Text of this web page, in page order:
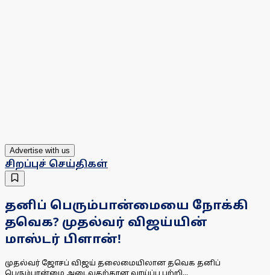
Advertise with us
சிறப்புச் செய்திகள்
தனிப் பெரும்பான்மையை நோக்கி
தவெக? முதல்வர் விஜய்யின்
மாஸ்டர் பிளான்!
முதல்வர் ஜோசப் விஜய் தலைமையிலான தவெக தனிப்
பெரும்பான்மை அடைவதற்கான வாய்ப்பு பற்றி...